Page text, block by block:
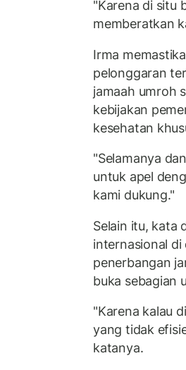
"Karena di situ
memberatkan
Irma
pelonggaran
jamaah umroh
kebijakan
kesehatan
"Selamanya
untuk apel
kami dukung."
Selain itu, kata
internasional
penerbangan
buka sebagian
"Karena kalau
yang tidak
katanya.